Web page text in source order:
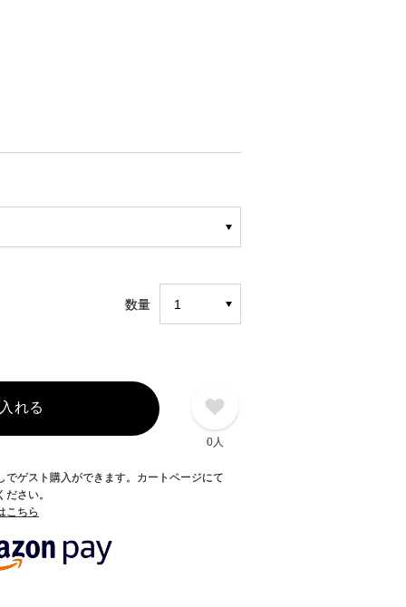
数量
れる
0人
ゲスト購入ができます。カートページにて
さい。
こちら